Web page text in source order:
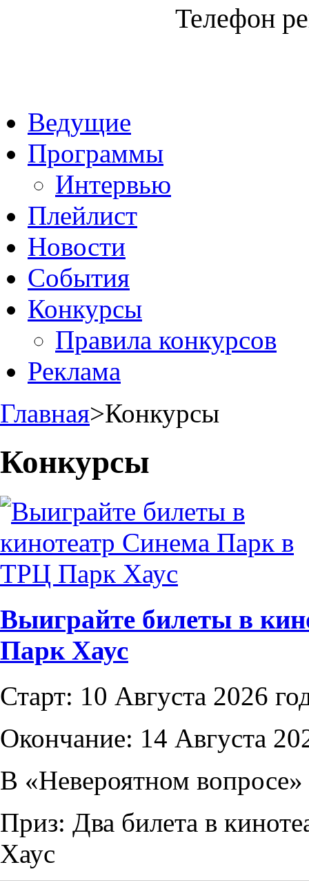
Телефон
Ведущие
Программы
Интервью
Плейлист
Новости
События
Конкурсы
Правила конкурсов
Реклама
Главная>Конкурсы
Конкурсы
Выиграйте билеты в
Парк Хаус
Старт: 10 Августа 2026
Окончание: 14 Августа
В «Невероятном вопросе»
Приз: Два билета в
Хаус